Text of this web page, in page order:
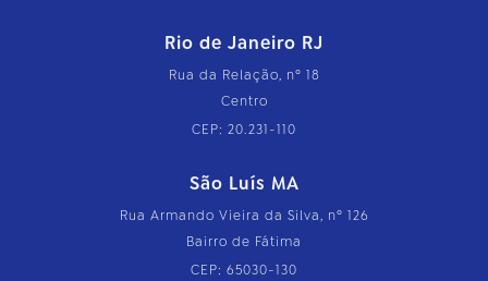
Rio de Janeiro RJ
Rua da Relação, nº 18
Centro
CEP: 20.231-110
São Luís MA
Rua Armando Vieira da Silva, nº 126
Bairro de Fátima
CEP: 65030-130